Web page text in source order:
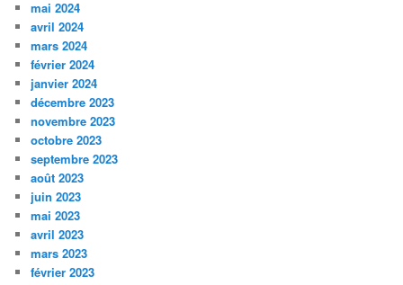
mai 2024
avril 2024
mars 2024
février 2024
janvier 2024
décembre 2023
novembre 2023
octobre 2023
septembre 2023
août 2023
juin 2023
mai 2023
avril 2023
mars 2023
février 2023